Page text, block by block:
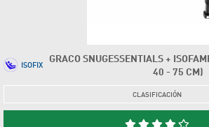
GRACO SNUGESSENTIALS +
40 - 75 CM)
ISOFIX
CLASIFICACIÓN